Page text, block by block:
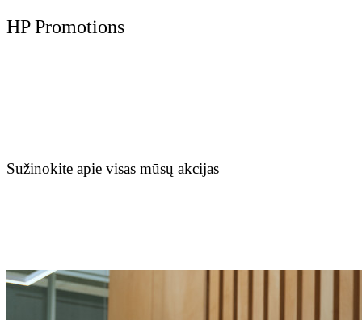
HP Promotions
Sužinokite apie visas mūsų akcijas